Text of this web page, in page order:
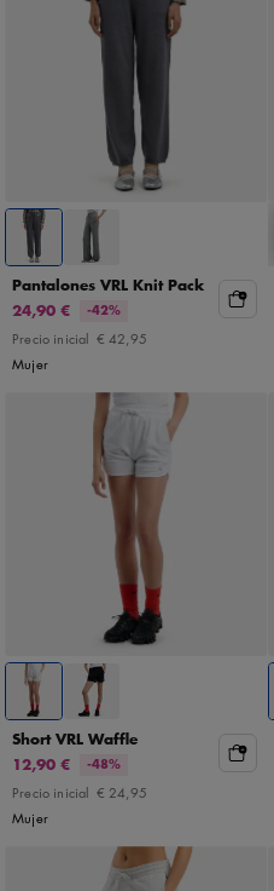
Pantalones VRL Knit Pack
24,90 €
-42%
Precio inicial € 42,95
Mujer
Short VRL Waffle
12,90 €
-48%
Precio inicial € 24,95
Mujer